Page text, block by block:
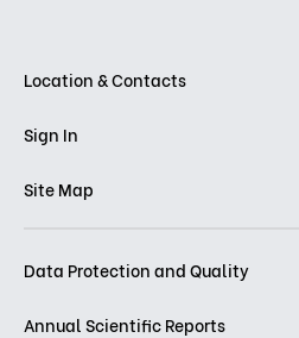
Location & Contacts
Sign In
Site Map
Data Protection and Quality
Annual Scientific Reports